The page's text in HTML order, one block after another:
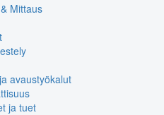
Mittaus
avaustyökalut
ja tuet